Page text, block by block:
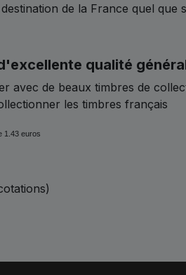
de la France quel
qualité
avec de beaux timbres de
les timbres français
1.43 euros